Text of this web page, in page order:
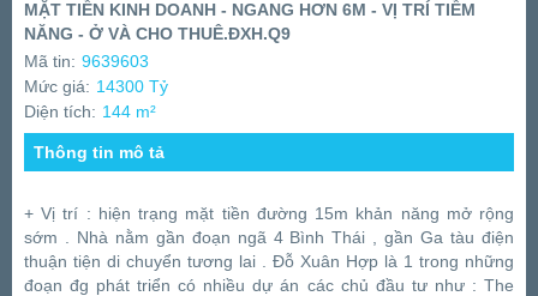
MẶT TIỀN KINH DOANH - NGANG HƠN 6M - VỊ TRÍ TIỀM
NĂNG - Ở VÀ CHO THUÊ.ĐXH.Q9
Mã tin: 9639603
Mức giá: 14300 Tỷ
Diện tích: 144 m²
Thông tin mô tả
+ Vị trí : hiện trạng mặt tiền đường 15m khản năng mở rộng
sớm . Nhà nằm gần đoạn ngã 4 Bình Thái , gần Ga tàu điện
thuận tiện di chuyển tương lai . Đỗ Xuân Hợp là 1 trong những
đoạn đg phát triển có nhiều dự án các chủ đầu tư như : The